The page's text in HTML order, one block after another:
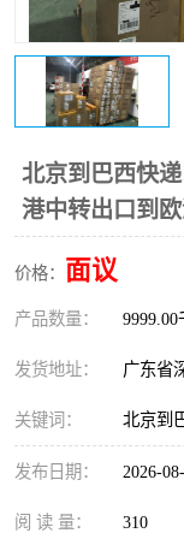
北京到巴西快
港中转出口到欧
价格： 面议
产品数量： 9999.00
发货地址： 广东省
关键词： 北京到
发布日期： 2026-
阅 读 量： 310